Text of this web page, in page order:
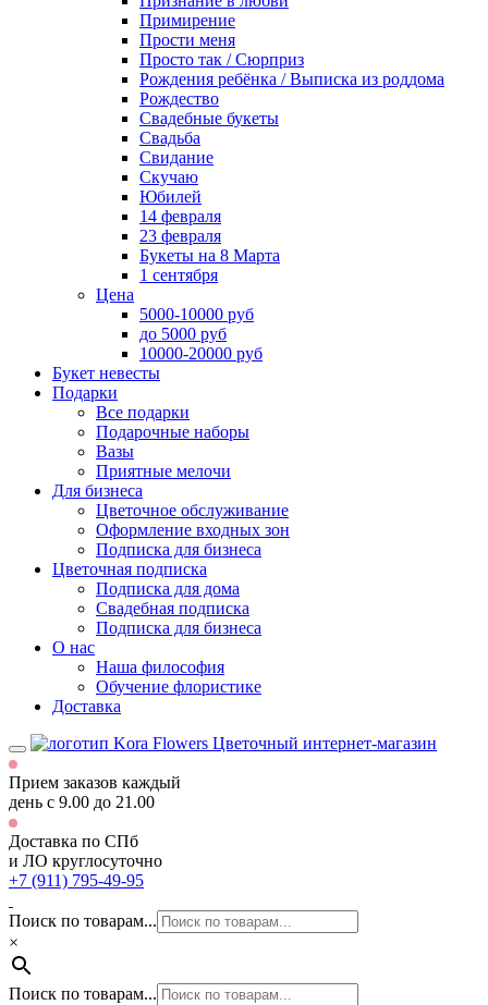
Примирение
Прости меня
Просто так / Сюрприз
Рождения ребёнка / Выписка из роддома
Рождество
Свадебные букеты
Свадьба
Свидание
Скучаю
Юбилей
14 февраля
23 февраля
Букеты на 8 Марта
1 сентября
Цена
5000-10000 руб
до 5000 руб
10000-20000 руб
Букет невесты
Подарки
Все подарки
Подарочные наборы
Вазы
Приятные мелочи
Для бизнеса
Цветочное обслуживание
Оформление входных зон
Подписка для бизнеса
Цветочная подписка
Подписка для дома
Свадебная подписка
Подписка для бизнеса
О нас
Наша философия
Обучение флористике
Доставка
Цветочный интернет-магазин
Прием заказов каждый
день с 9.00 до 21.00
Доставка по СПб
и ЛО круглосуточно
+7 (911) 795-49-95
Поиск по товарам...
×
Поиск по товарам...